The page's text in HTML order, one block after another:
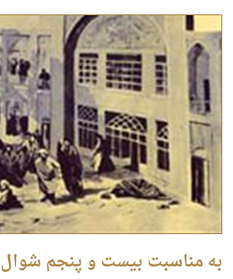
به مناسبت بیست و پنجم شوال